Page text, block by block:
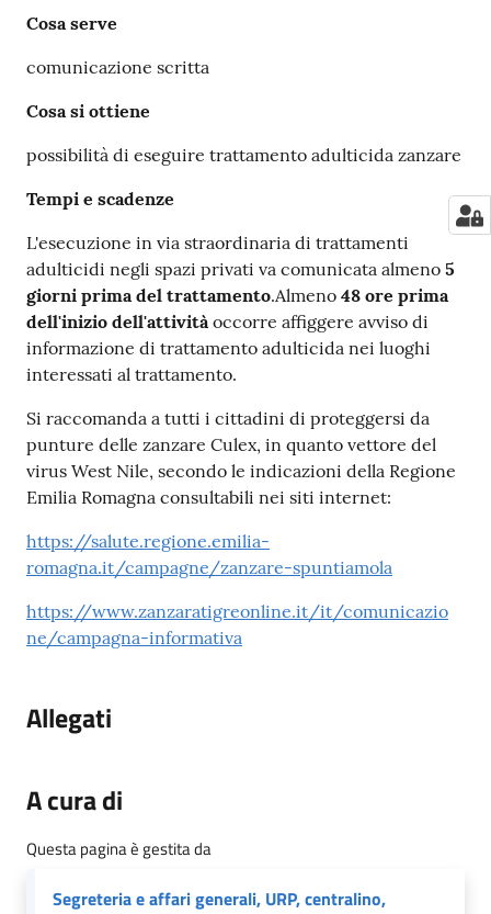
Cosa serve
comunicazione scritta
Cosa si ottiene
possibilità di eseguire trattamento adulticida zanzare
Tempi e scadenze
L'esecuzione in via straordinaria di trattamenti
adulticidi negli spazi privati va comunicata almeno 5
giorni prima del trattamento.Almeno 48 ore prima
dell'inizio dell'attività occorre affiggere avviso di
informazione di trattamento adulticida nei luoghi
interessati al trattamento.
Si raccomanda a tutti i cittadini di proteggersi da
punture delle zanzare Culex, in quanto vettore del
virus West Nile, secondo le indicazioni della Regione
Emilia Romagna consultabili nei siti internet:
https://salute.regione.emilia-
romagna.it/campagne/zanzare-spuntiamola
https://www.zanzaratigreonline.it/it/comunicazio
ne/campagna-informativa
Allegati
A cura di
Questa pagina è gestita da
Segreteria e affari generali, URP, centralino,